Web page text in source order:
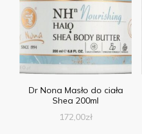
Dr Nona Masło do ciała
Shea 200ml
172,00zł